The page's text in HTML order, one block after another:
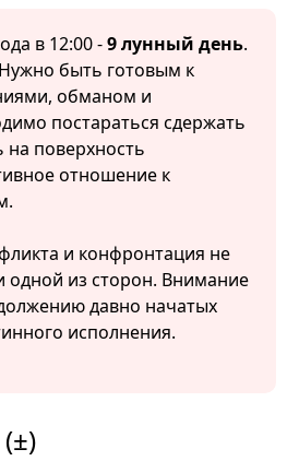
в 12:00 -9 лунный день.
быть готовым к
обманом и
постараться сдержать
на поверхность
отношение к
и конфронтация не
одной из сторон. Внимание
давно начатых
исполнения.